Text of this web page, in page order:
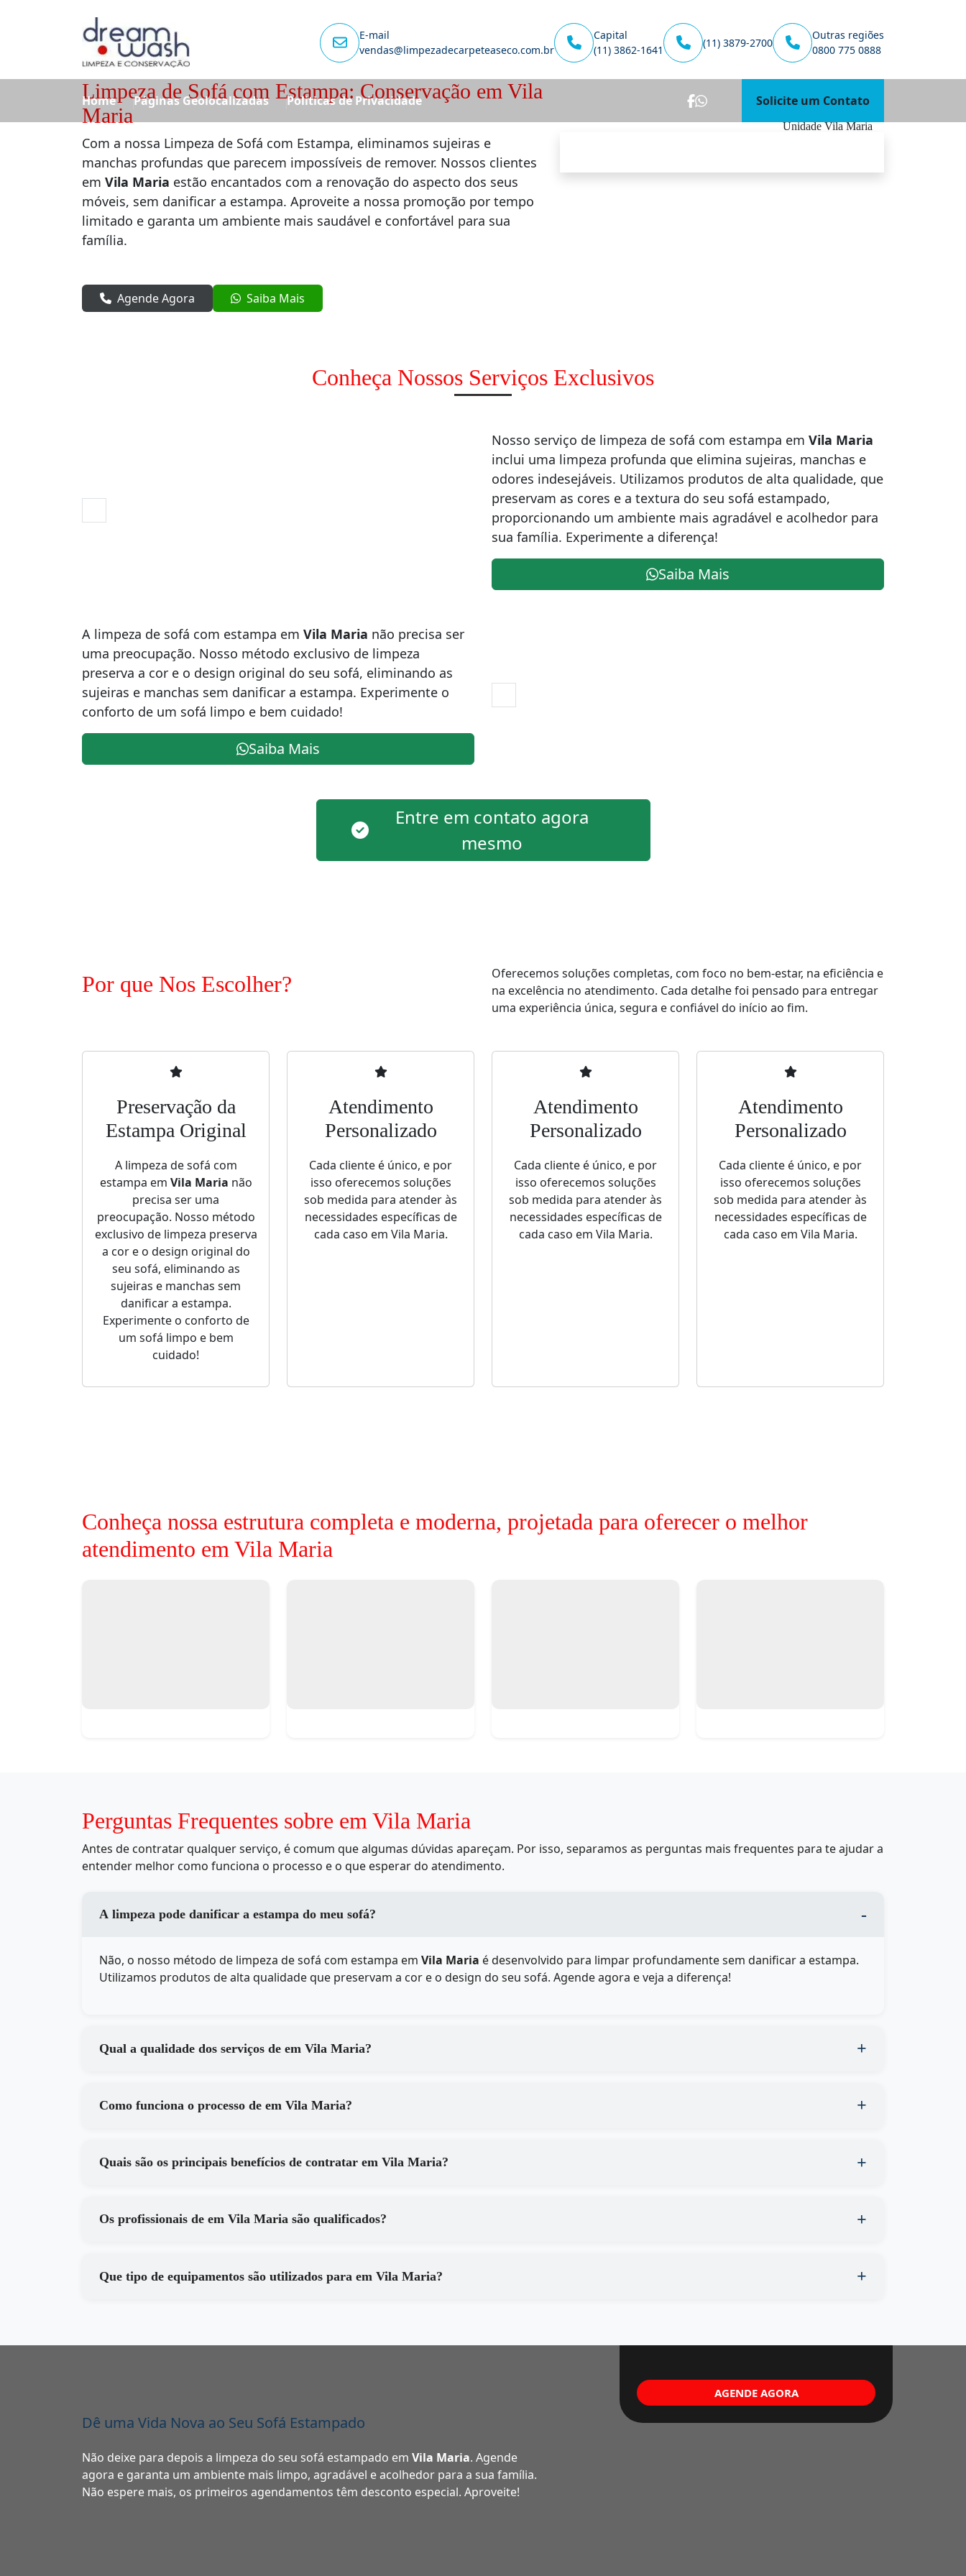
E-mail
vendas@limpezadecarpeteaseco.com.br
Capital
(11) 3862-1641
(11) 3879-2700
Outras regiões
0800 775 0888
Home Páginas Geolocalizadas Politicas de Privacidade Solicite um Contato
Unidade Vila Maria
Limpeza de Sofá com Estampa: Conservação em Vila
Maria
Com a nossa Limpeza de Sofá com Estampa, eliminamos sujeiras e
manchas profundas que parecem impossíveis de remover. Nossos clientes
em Vila Maria estão encantados com a renovação do aspecto dos seus
móveis, sem danificar a estampa. Aproveite a nossa promoção por tempo
limitado e garanta um ambiente mais saudável e confortável para sua
família.
Agende Agora Saiba Mais
Conheça Nossos Serviços Exclusivos
Nosso serviço de limpeza de sofá com estampa em Vila Maria
inclui uma limpeza profunda que elimina sujeiras, manchas e
odores indesejáveis. Utilizamos produtos de alta qualidade, que
preservam as cores e a textura do seu sofá estampado,
proporcionando um ambiente mais agradável e acolhedor para
sua família. Experimente a diferença!
Saiba Mais
A limpeza de sofá com estampa em Vila Maria não precisa ser
uma preocupação. Nosso método exclusivo de limpeza
preserva a cor e o design original do seu sofá, eliminando as
sujeiras e manchas sem danificar a estampa. Experimente o
conforto de um sofá limpo e bem cuidado!
Saiba Mais
Entre em contato agora
mesmo
Por que Nos Escolher?
Oferecemos soluções completas, com foco no bem-estar, na eficiência e
na excelência no atendimento. Cada detalhe foi pensado para entregar
uma experiência única, segura e confiável do início ao fim.
Preservação da
Estampa Original
A limpeza de sofá com
estampa em Vila Maria não
precisa ser uma
preocupação. Nosso método
exclusivo de limpeza preserva
a cor e o design original do
seu sofá, eliminando as
sujeiras e manchas sem
danificar a estampa.
Experimente o conforto de
um sofá limpo e bem
cuidado!
Atendimento
Personalizado
Cada cliente é único, e por
isso oferecemos soluções
sob medida para atender às
necessidades específicas de
cada caso em Vila Maria.
Atendimento
Personalizado
Cada cliente é único, e por
isso oferecemos soluções
sob medida para atender às
necessidades específicas de
cada caso em Vila Maria.
Atendimento
Personalizado
Cada cliente é único, e por
isso oferecemos soluções
sob medida para atender às
necessidades específicas de
cada caso em Vila Maria.
Conheça nossa estrutura completa e moderna, projetada para oferecer o melhor
atendimento em Vila Maria
Perguntas Frequentes sobre em Vila Maria
Antes de contratar qualquer serviço, é comum que algumas dúvidas apareçam. Por isso, separamos as perguntas mais frequentes para te ajudar a
entender melhor como funciona o processo e o que esperar do atendimento.
A limpeza pode danificar a estampa do meu sofá?
Não, o nosso método de limpeza de sofá com estampa em Vila Maria é desenvolvido para limpar profundamente sem danificar a estampa.
Utilizamos produtos de alta qualidade que preservam a cor e o design do seu sofá. Agende agora e veja a diferença!
Qual a qualidade dos serviços de em Vila Maria?
Como funciona o processo de em Vila Maria?
Quais são os principais benefícios de contratar em Vila Maria?
Os profissionais de em Vila Maria são qualificados?
Que tipo de equipamentos são utilizados para em Vila Maria?
Dê uma Vida Nova ao Seu Sofá Estampado
Não deixe para depois a limpeza do seu sofá estampado em Vila Maria. Agende
agora e garanta um ambiente mais limpo, agradável e acolhedor para a sua família.
Não espere mais, os primeiros agendamentos têm desconto especial. Aproveite!
AGENDE AGORA